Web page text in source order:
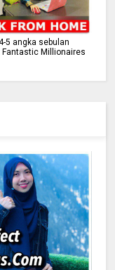
5 angka sebulan
Fantastic Millionaires